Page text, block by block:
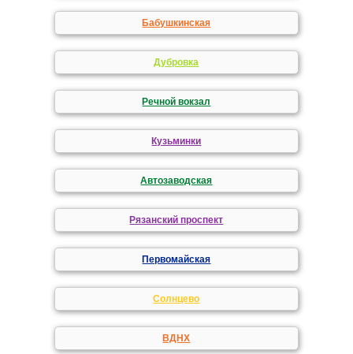
Бабушкинская
Дубровка
Речной вокзал
Кузьминки
Автозаводская
Рязанский проспект
Первомайская
Солнцево
ВДНХ